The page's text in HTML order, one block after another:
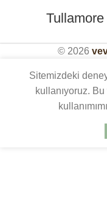
Tullamore
© 2026
Sitemizdeki
kullanıyoruz.